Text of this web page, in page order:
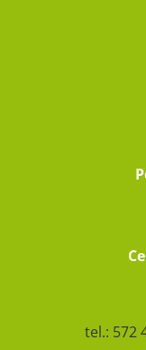
tel.: 572